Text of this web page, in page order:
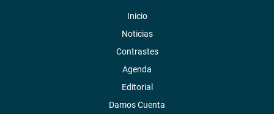
Inicio
Noticias
Contrastes
Agenda
Editorial
Damos Cuenta